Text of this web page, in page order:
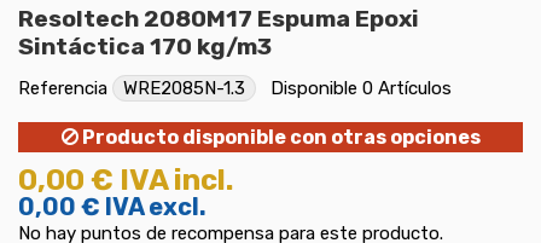
Resoltech 2080M17 Espuma Epoxi
Sintáctica 170 kg/m3
Referencia WRE2085N-1.3 Disponible 0 Artículos
Producto disponible con otras opciones
0,00 € IVA incl.
0,00 € IVA excl.
No hay puntos de recompensa para este producto.